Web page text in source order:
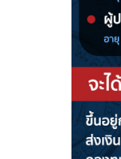
พ เงินหลังเกษี
งมีเงินชราภา